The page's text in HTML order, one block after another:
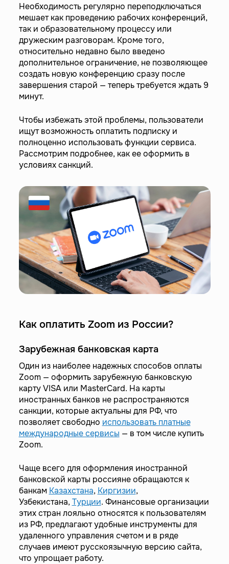
Необходимость регулярно переподключаться
мешает как проведению рабочих конференций,
так и образовательному процессу или
дружеским разговорам. Кроме того,
относительно недавно было введено
дополнительное ограничение, не позволяющее
создать новую конференцию сразу после
завершения старой — теперь требуется ждать 9
минут.
Чтобы избежать этой проблемы, пользователи
ищут возможность оплатить подписку и
полноценно использовать функции сервиса.
Рассмотрим подробнее, как ее оформить в
условиях санкций.
Как оплатить Zoom из России?
Зарубежная банковская карта
Один из наиболее надежных способов оплаты
Zoom — оформить зарубежную банковскую
карту VISA или MasterCard. На карты
иностранных банков не распространяются
санкции, которые актуальны для РФ, что
позволяет свободно использовать платные
международные сервисы — в том числе купить
Zoom.
Чаще всего для оформления иностранной
банковской карты россияне обращаются к
банкам Казахстана, Киргизии,
Узбекистана, Турции. Финансовые организации
этих стран лояльно относятся к пользователям
из РФ, предлагают удобные инструменты для
удаленного управления счетом и в ряде
случаев имеют русскоязычную версию сайта,
что упрощает работу.